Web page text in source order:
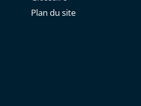
Plan du site